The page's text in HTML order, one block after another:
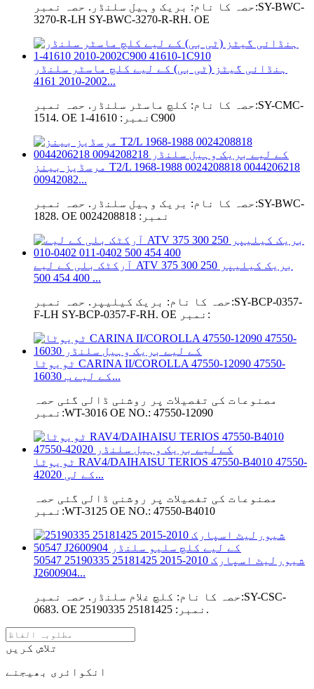
حصہ کا نام: بریک وہیل سلنڈر. حصہ نمبر:SY-BWC-
3270-R-LH SY-BWC-3270-R-RH. OE
ہنڈائی گیٹز (ٹی بی) کے لیے کلچ ماسٹر سلنڈر
2002-2010 4161...
حصہ کا نام: کلچ ماسٹر سلنڈر. حصہ نمبر:SY-CMC-
1514. OE نمبر: 41610-1C900
مرسڈیز بینز T2/L 1968-1988 0024208818 0044206218
00942082...
حصہ کا نام: بریک وہیل سلنڈر. حصہ نمبر:SY-BWC-
1828. OE نمبر: 0024208818
آرکٹک بلی کے لیے ATV بریک کیلیپر 250 300 375
400 454 500 ...
حصہ کا نام: بریک کیلیپر. حصہ نمبر:SY-BCP-0357-
F-LH SY-BCP-0357-F-RH. OE نمبر:
ٹویوٹا CARINA II/COROLLA 47550-12090 47550-
16030 کے لیے ب...
مصنوعات کی تفصیلات پر روشنی ڈالی گئی حصہ
نمبر:WT-3016 OE NO.: 47550-12090
ٹویوٹا RAV4/DAIHAISU TERIOS 47550-B4010 47550-
42020 کے لی...
مصنوعات کی تفصیلات پر روشنی ڈالی گئی حصہ
نمبر:WT-3125 OE NO.: 47550-B4010
شیورلیٹ اسپارک 2010-2015 25181425 25190335 50547
J2600904...
حصہ کا نام: کلچ غلام سلنڈر. حصہ نمبر:SY-CSC-
0683. OE نمبر: 25181425 25190335.
تلاش کریں
انکوائری بھیجنے